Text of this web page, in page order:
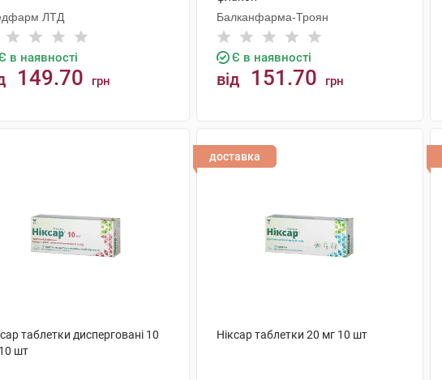
ЛТД
в наявності
149.70 грн
Балканфарма-Троян
Є в наявності
від 151.70 грн
таблетки дисперговані 10
шт
доставка
Ніксар таблетки 20 мг 10 шт